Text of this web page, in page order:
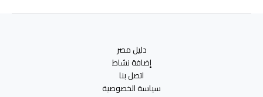
اطباء امراض الذكورة(1)
دليل مصر
إضافة نشاط
اتصل بنا
سياسة الخصوصية